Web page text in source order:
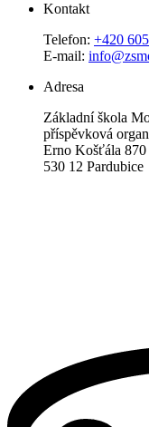
Kontakt
Telefon: +420
E-mail:
Adresa
Základní škola
příspěvková
Erno Košťála 870
530 12 Pardubice